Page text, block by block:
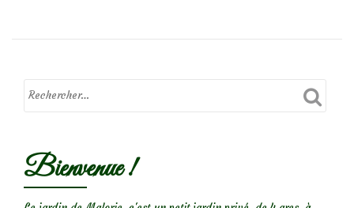
Rosier
Bienvenue !